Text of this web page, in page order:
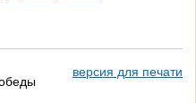
версия для печати